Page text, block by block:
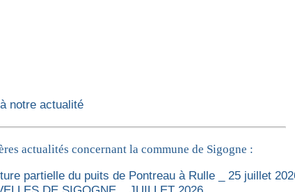
notre actualité
actualités concernant la commune de Sigogne :
partielle du puits de Pontreau à Rulle _ 25 juillet